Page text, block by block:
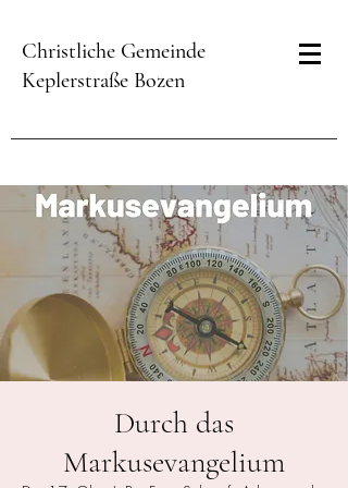
Christliche Gemeinde
Keplerstraße Bozen
Durch das
Markusevangelium